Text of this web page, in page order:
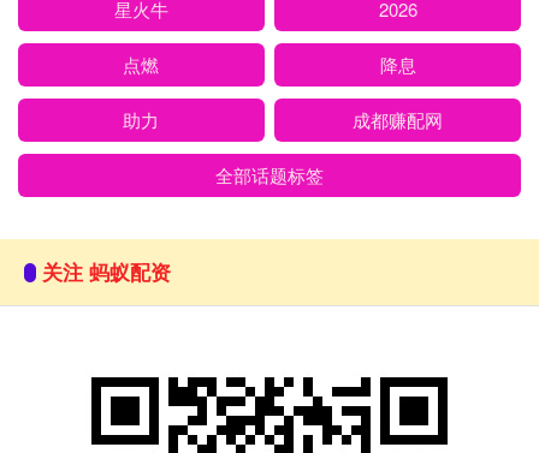
星火牛 2026
点燃 降息
助力 成都赚配网
全部话题标签
关注 蚂蚁配资